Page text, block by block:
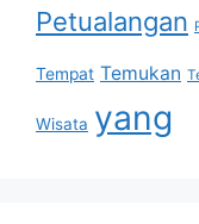
Petualangan
Tempat Temukan
Wisata yang